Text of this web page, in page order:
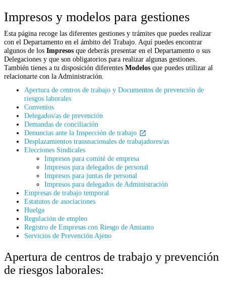
Impresos y modelos para gestiones
Esta página recoge las diferentes gestiones y trámites que puedes realizar
con el Departamento en el ámbito del Trabajo. Aquí puedes encontrar
algunos de los Impresos que deberás presentar en el Departamento o sus
Delegaciones y que son obligatorios para realizar algunas gestiones.
También tienes a tu disposición diferentes Modelos que puedes utilizar al
relacionarte con la Administración.
Apertura de centros de trabajo y Documentos de prevención de
riesgos laborales
Convenios
Delegados/as de prevención
Demandas de conciliación
Denuncias ante la Inspección de trabajo
Desplazamientos transnacionales de trabajadores/as
Elecciones Sindicales
Impresos para comité de empresa
Impresos para delegados de personal
Impresos para juntas de personal
Impresos para delegados de Administración
Empresas de trabajo temporal
Estatutos de asociaciones
Huelga
Regulación de empleo
Registro de Empresas con Riesgo de Amianto
Servicios de Prevención Ajeno
Apertura de centros de trabajo y prevención
de riesgos laborales: